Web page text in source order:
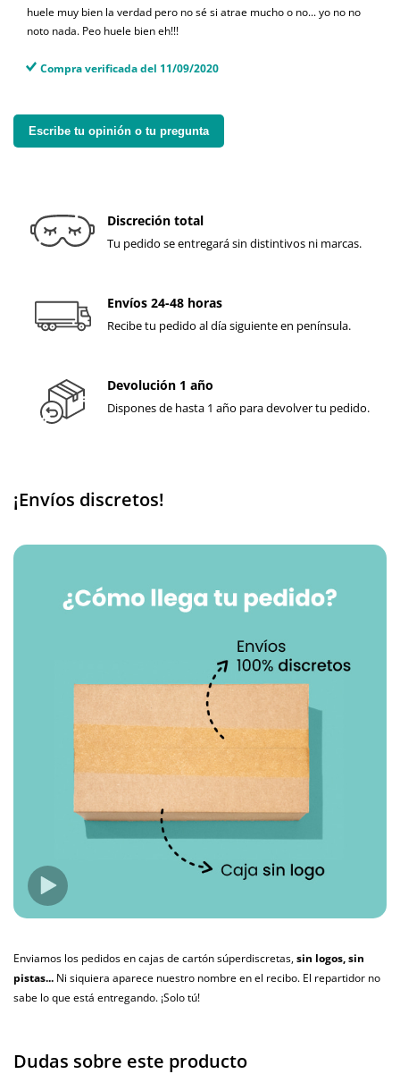
huele muy bien la verdad pero no sé si atrae mucho o no... yo no no
noto nada. Peo huele bien eh!!!
Compra verificada del 11/09/2020
Escribe tu opinión o tu pregunta
Discreción total
Tu pedido se entregará sin distintivos ni marcas.
Envíos 24-48 horas
Recibe tu pedido al día siguiente en península.
Devolución 1 año
Dispones de hasta 1 año para devolver tu pedido.
¡Envíos discretos!
Enviamos los pedidos en cajas de cartón súperdiscretas,sin logos, sin
pistas... Ni siquiera aparece nuestro nombre en el recibo. El repartidor no
sabe lo que está entregando. ¡Solo tú!
Dudas sobre este producto